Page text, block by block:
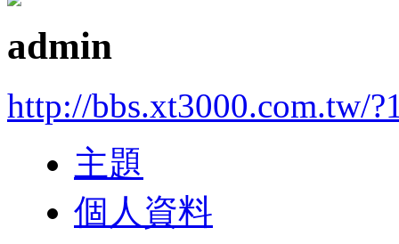
admin
http://bbs.xt3000.com.tw/
主題
個人資料